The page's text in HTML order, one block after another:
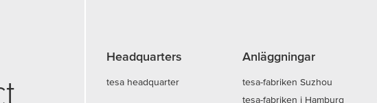
Headquarters
tesa headquarter
Anläggningar
tesa-fabriken Suzhou
tesa-fabriken i Hamburg